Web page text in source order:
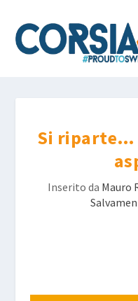
Si riparte…
Inserito da Mauro